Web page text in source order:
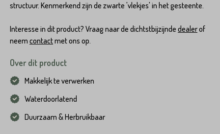
structuur. Kenmerkend zijn de zwarte 'vlekjes' in het gesteente.
Interesse in dit product? Vraag naar de dichtstbijzijnde dealerof
neem contactmet ons op.
Over dit product
Makkelijk te verwerken
Waterdoorlatend
Duurzaam & Herbruikbaar